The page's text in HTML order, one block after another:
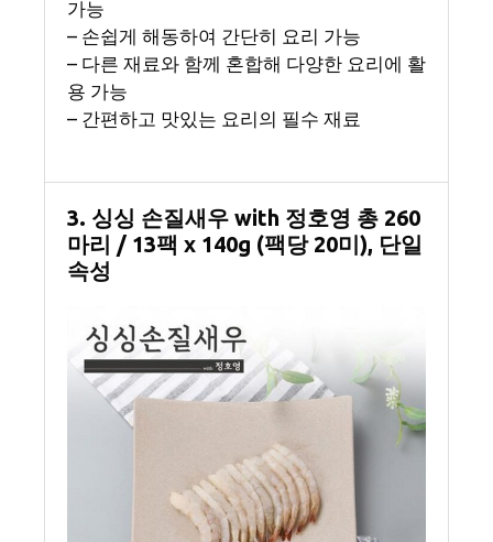
가능
– 손쉽게 해동하여 간단히 요리 가능
– 다른 재료와 함께 혼합해 다양한 요리에 활
용 가능
– 간편하고 맛있는 요리의 필수 재료
3. 싱싱 손질새우 with 정호영 총 260
마리 / 13팩 x 140g (팩당 20미), 단일
속성